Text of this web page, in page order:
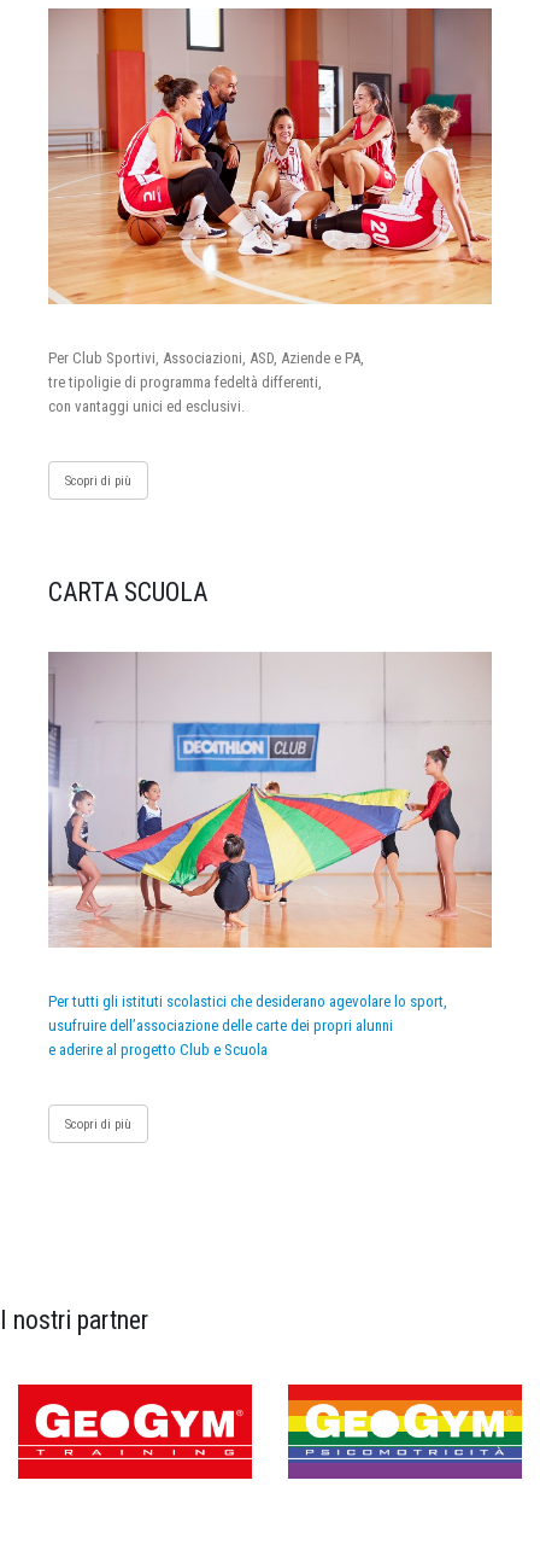
Per Club Sportivi, Associazioni, ASD, Aziende e PA,
tre tipoligie di programma fedeltà differenti,
con vantaggi unici ed esclusivi.
Scopri di più
CARTA SCUOLA
Per tutti gli istituti scolastici che desiderano agevolare lo sport,
usufruire dell’associazione delle carte dei propri alunni
e aderire al progetto Club e Scuola
Scopri di più
I nostri partner